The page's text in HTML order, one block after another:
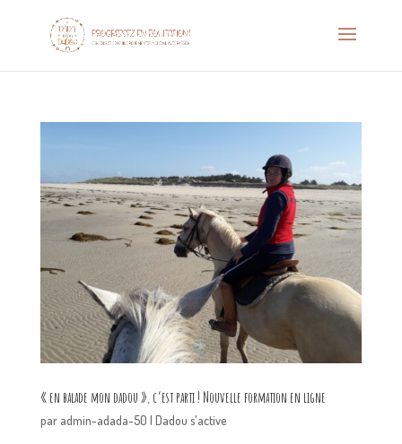
« en balade mon dadou », c’est parti ! Nouvelle formation en ligne
par admin-adada-50 | Dadou s'active